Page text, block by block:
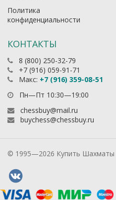
Политика
конфиденциальности
КОНТАКТЫ
8 (800) 250-32-79
+7 (916) 059-91-71
Макс: +7 (916) 359-08-51
Пн—Пт 10:30—19:00
chessbuy@mail.ru
buychess@chessbuy.ru
© 1995—2026 Купить Шахматы